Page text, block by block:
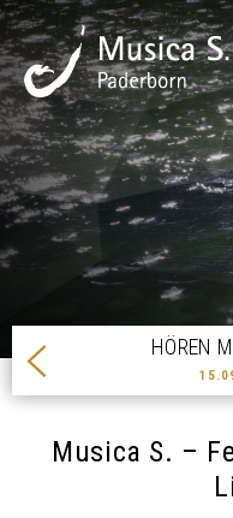
SPIRITUELLE
IMPRESSIONEN – SA
Musica S. –